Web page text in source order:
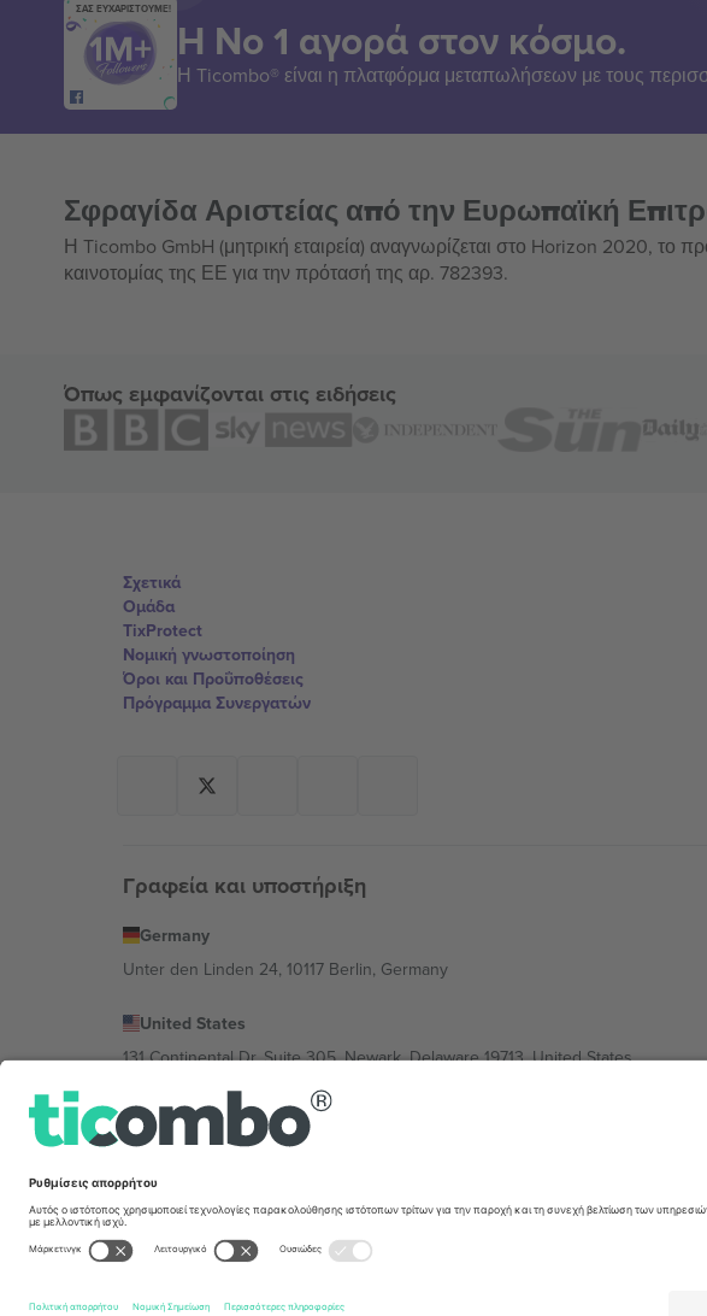
ΣΑΣ ΕΥΧΑΡΙΣΤΟΥΜΕ!
Η Νο 1 αγορά στον κόσμο.
Η Ticombo® είναι η πλατφόρμα μεταπωλήσεων με τους
Σφραγίδα Αριστείας από την Ευρωπαϊκή
Η Ticombo GmbH (μητρική εταιρεία) αναγνωρίζεται στο Horizon 2020, το
καινοτομίας της ΕΕ για την πρότασή της αρ. 782393.
Όπως εμφανίζονται στις ειδήσεις
Σχετικά
Ομάδα
TixProtect
Νομική γνωστοποίηση
Όροι και Προΰποθέσεις
Πρόγραμμα Συνεργατών
Γραφεία και υποστήριξη
Germany
Unter den Linden 24, 10117 Berlin, Germany
United States
131 Continental Dr, Suite 305, Newark, Delaware 19713, United States
Bulgaria
Regus Sofia City West, bul Totleben 53-55, 1606 Sofia, Bulgaria
Mexico
Av Chapultepec 360, Roma Norte, Cuauhtémoc, 06700 Ciudad de México,
συγκεκριμένης εκδήλωσης, στο αποτύπωμα και στους όρους.,